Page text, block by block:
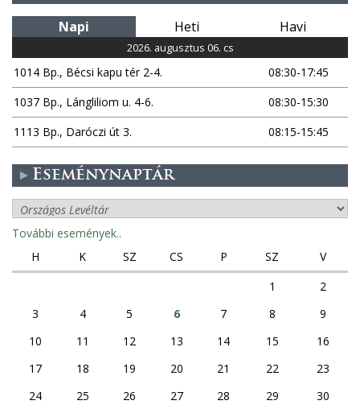
Napi Heti Havi
2026. augusztus 06. cs
1014 Bp., Bécsi kapu tér 2-4.
08:30-17:45
1037 Bp., Lángliliom u. 4-6.
08:30-15:30
1113 Bp., Daróczi út 3.
08:15-15:45
Eseménynaptár
További események..
H
K SZ CS P SZ
V
1
2
3
4 5 6 7 8
9
10
11 12 13 14 15
16
17
18 19 20 21 22
23
24
25 26 27 28 29
30